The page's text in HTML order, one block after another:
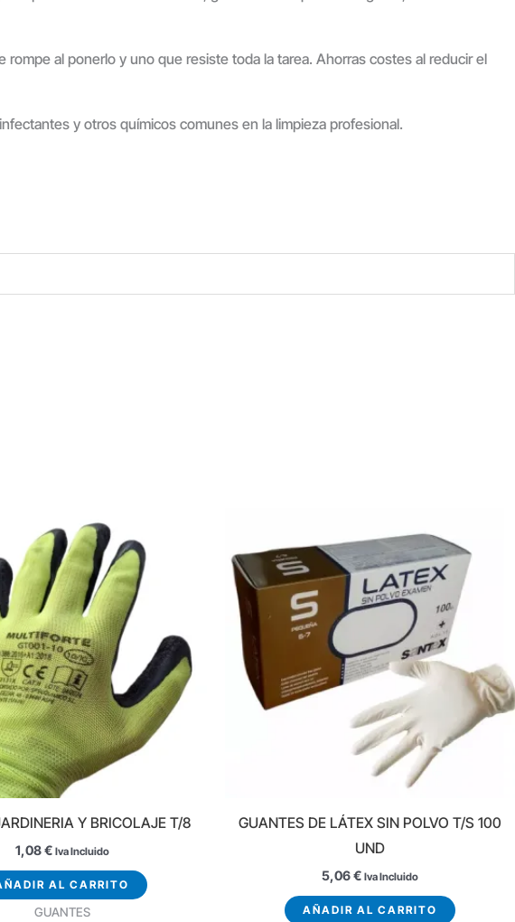
al ponerlo y uno que resiste toda la tarea. Ahorras costes al reducir el
y otros químicos comunes en la limpieza profesional.
Y BRICOLAJE T/8
1,08€ Iva Incluido
AL CARRITO
GUANTES
GUANTES DE LÁTEX SIN POLVO T/S 100
UND
5,06€ Iva Incluido
AÑADIR AL CARRITO